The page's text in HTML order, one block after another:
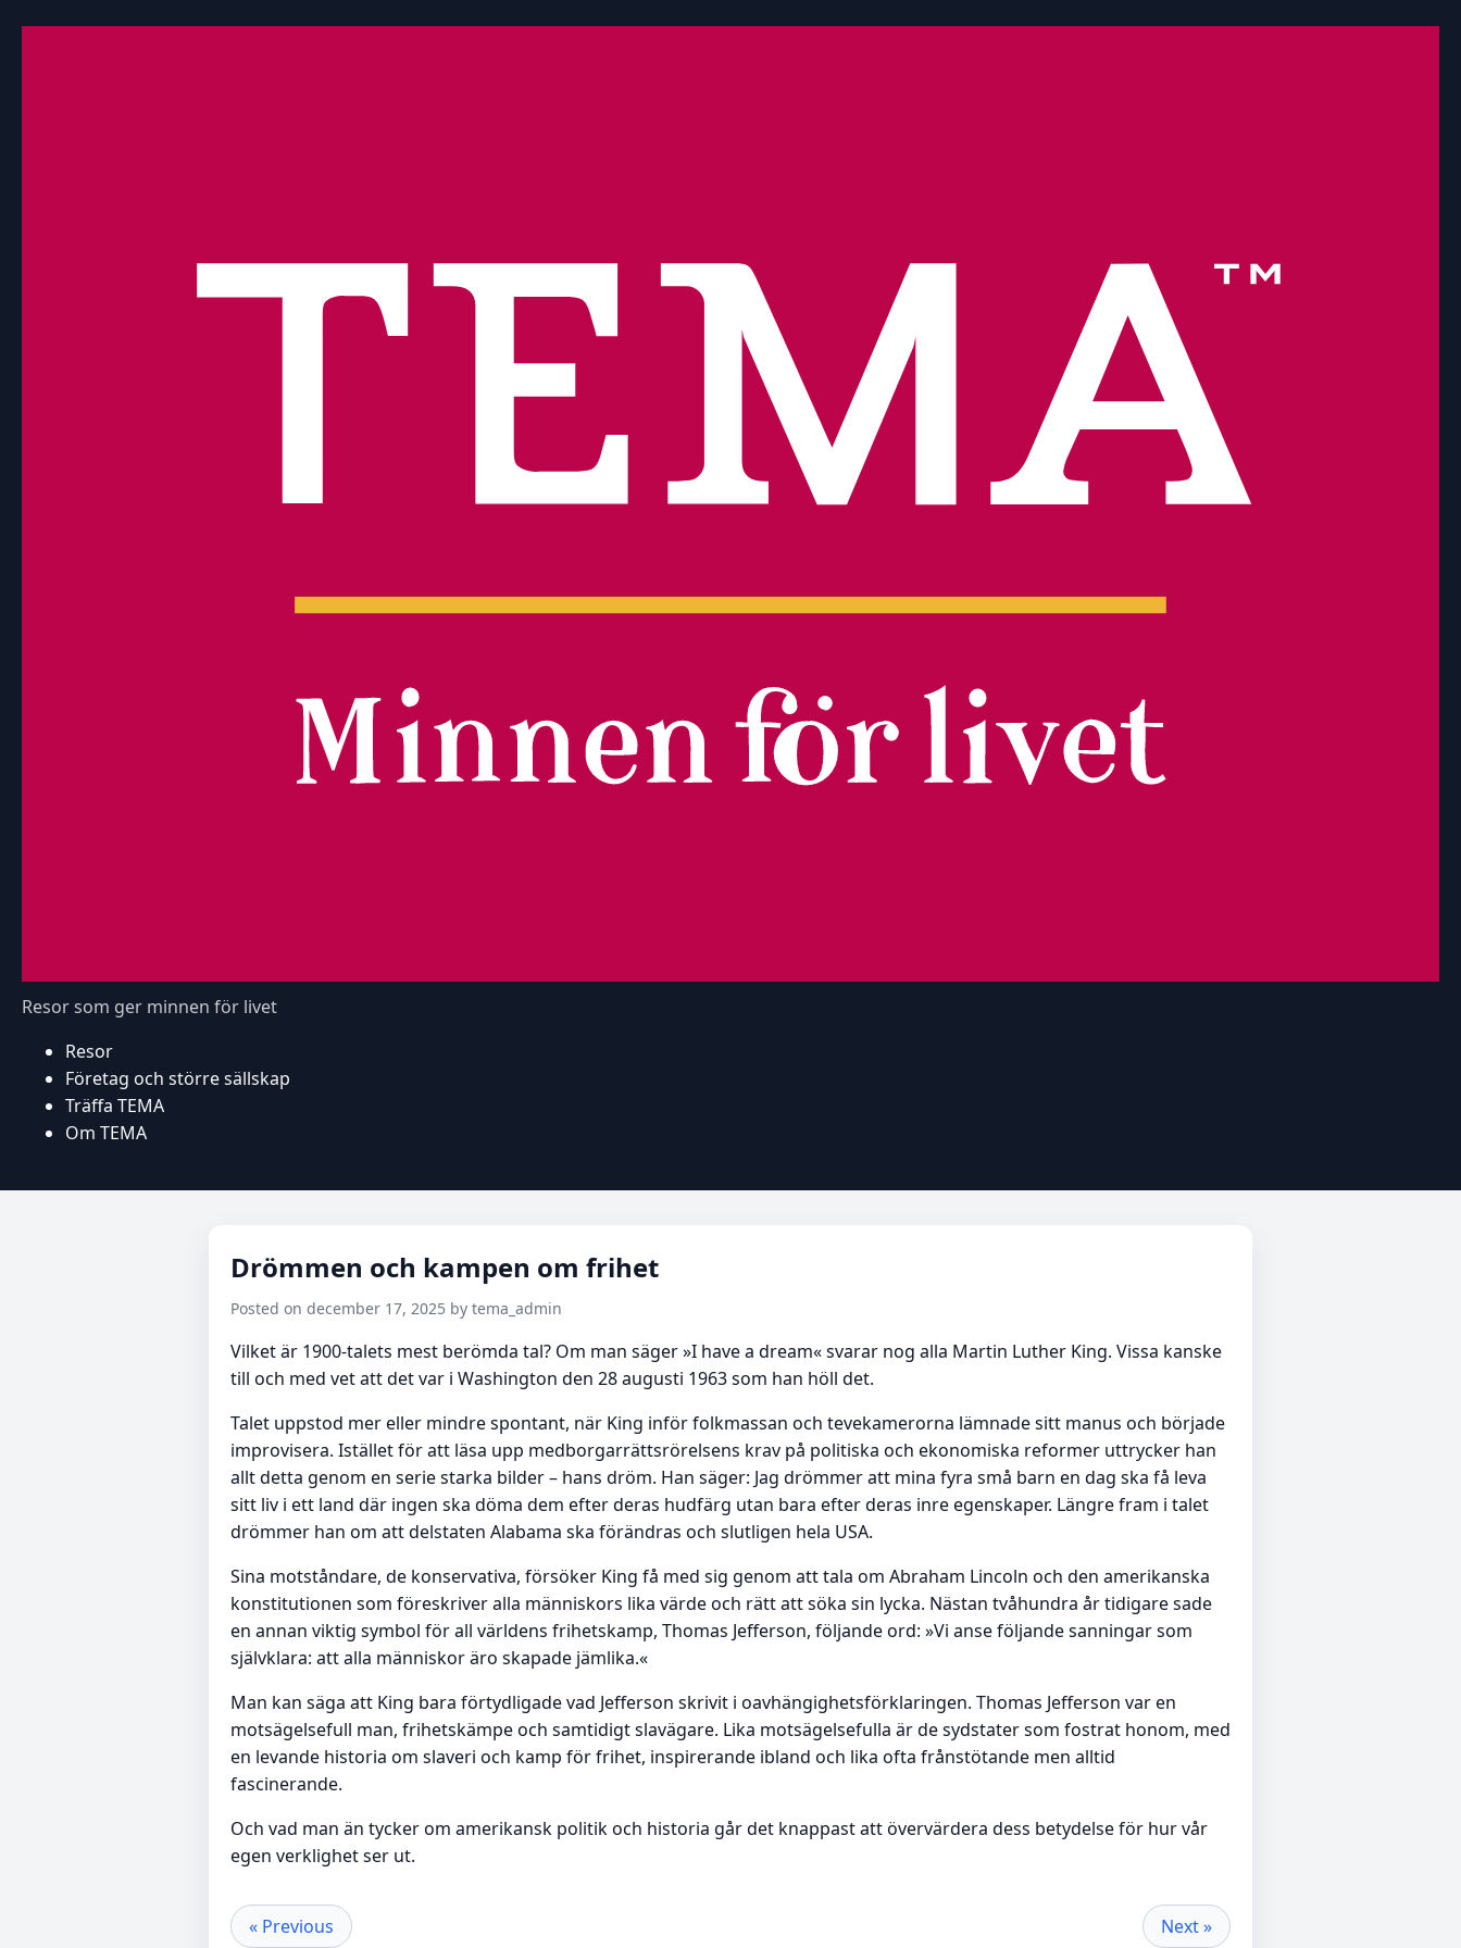
Resor som ger minnen för livet
Resor
Företag och större sällskap
Träffa TEMA
Om TEMA
Drömmen och kampen om frihet
Posted on december 17, 2025 by tema_admin
Vilket är 1900-talets mest berömda tal? Om man säger »I have a dream« svarar nog alla Martin Luther King. Vissa kanske
till och med vet att det var i Washington den 28 augusti 1963 som han höll det.
Talet uppstod mer eller mindre spontant, när King inför folkmassan och tevekamerorna lämnade sitt manus och började
improvisera. Istället för att läsa upp medborgarrättsrörelsens krav på politiska och ekonomiska reformer uttrycker han
allt detta genom en serie starka bilder – hans dröm. Han säger: Jag drömmer att mina fyra små barn en dag ska få leva
sitt liv i ett land där ingen ska döma dem efter deras hudfärg utan bara efter deras inre egenskaper. Längre fram i talet
drömmer han om att delstaten Alabama ska förändras och slutligen hela USA.
Sina motståndare, de konservativa, försöker King få med sig genom att tala om Abraham Lincoln och den amerikanska
konstitutionen som föreskriver alla människors lika värde och rätt att söka sin lycka. Nästan tvåhundra år tidigare sade
en annan viktig symbol för all världens frihetskamp, Thomas Jefferson, följande ord: »Vi anse följande sanningar som
självklara: att alla människor äro skapade jämlika.«
Man kan säga att King bara förtydligade vad Jefferson skrivit i oavhängighetsförklaringen. Thomas Jefferson var en
motsägelsefull man, frihetskämpe och samtidigt slavägare. Lika motsägelsefulla är de sydstater som fostrat honom, med
en levande historia om slaveri och kamp för frihet, inspirerande ibland och lika ofta frånstötande men alltid
fascinerande.
Och vad man än tycker om amerikansk politik och historia går det knappast att övervärdera dess betydelse för hur vår
egen verklighet ser ut.
« Previous Next »